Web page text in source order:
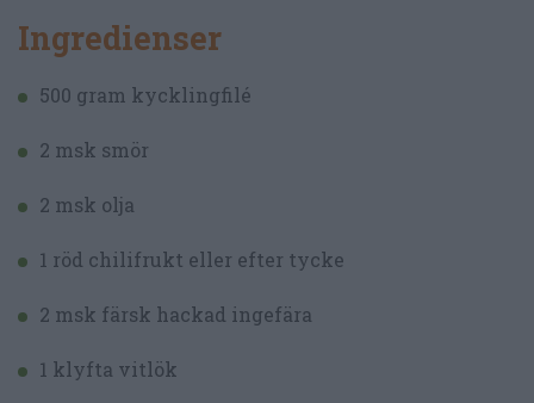
Ingredienser
500 gram kycklingfilé
2 msk smör
2 msk olja
1 röd chilifrukt eller efter tycke
2 msk färsk hackad ingefära
1 klyfta vitlök